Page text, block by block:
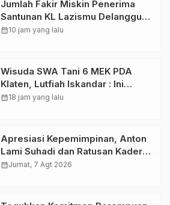
Jumlah Fakir Miskin Penerima
Santunan KL Lazismu Delanggu
Naik 7%, Penghimpunan ZIS
calendar_month10 jam yang lalu
Wisuda SWA Tani 6 MEK PDA
Klaten, Lutfiah Iskandar : Ini
Menguatkan Gerakan Lumbung
calendar_month18 jam yang lalu
Apresiasi Kepemimpinan, Anton
Lami Suhadi dan Ratusan Kader
Golkar Klaten Ikut Rayakan Ultah
calendar_monthJumat, 7 Agt 2026